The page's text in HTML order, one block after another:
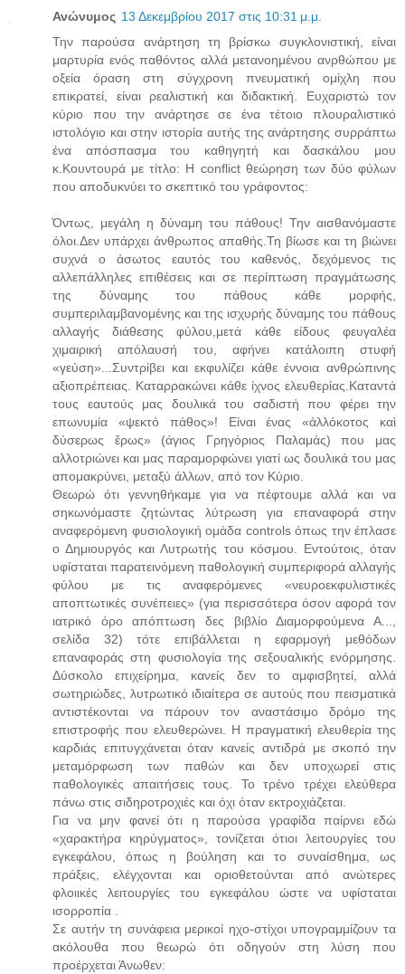
Ανώνυμος 13 Δεκεμβρίου 2017 στις 10:31 μ.μ.
Την παρούσα ανάρτηση τη βρίσκω συγκλονιστική, είναι
μαρτυρία ενός παθόντος αλλά μετανοημένου ανρθώπου με
οξεία όραση στη σύγχρονη πνευματική ομίχλη που
επικρατεί, είναι ρεαλιστική και διδακτική. Ευχαριστώ τον
κύριο που την ανάρτησε σε ένα τέτοιο πλουραλιστικό
ιστολόγιο και στην ιστορία αυτής της ανάρτησης συρράπτω
ένα απόσπασμα του καθηγητή και δασκάλου μου
κ.Κουντουρά με τίτλο: Η conflict θεώρηση των δύο φύλων
που αποδυκνύει το σκεπτικό του γράφοντος:
Όντως, μεγάλη η δύναμη του πάθους! Την αισθανόμαστε
όλοι.Δεν υπάρχει άνθρωπος απαθής.Τη βίωσε και τη βιώνει
συχνά ο άσωτος εαυτός του καθενός, δεχόμενος τις
αλλεπάλληλες επιθέσεις και σε περίπτωση πραγμάτωσης
της δύναμης του πάθους κάθε μορφής,
συμπεριλαμβανομένης και της ισχυρής δύναμης του πάθους
αλλαγής διάθεσης φύλου,μετά κάθε είδους φευγαλέα
χιμαιρική απόλαυσή του, αφήνει κατάλοιπη στυφή
«γεύση»...Συντρίβει και εκφυλίζει κάθε έννοια ανθρώπινης
αξιοπρέπειας. Καταρρακώνει κάθε ίχνος ελευθερίας.Καταντά
τους εαυτούς μας δουλικά του σαδιστή που φέρει την
επωνυμία «ψεκτό πάθος»! Είναι ένας «ἀλλόκοτος καὶ
δύσερως ἔρως» (άγιος Γρηγόριος Παλαμάς) που μας
αλλοτριώνει και μας παραμορφώνει γιατί ως δουλικά του μας
απομακρύνει, μεταξύ άλλων, από τον Κύριο.
Θεωρώ ότι γεννηθήκαμε για να πέφτουμε αλλά και να
σηκωνόμαστε ζητώντας λύτρωση για επαναφορά στην
αναφερόμενη φυσιολογική ομάδα controls όπως την έπλασε
ο Δημιουργός και Λυτρωτής του κόσμου. Εντούτοις, όταν
υφίσταται παρατεινόμενη παθολογική συμπεριφορά αλλαγής
φύλου με τις αναφερόμενες «νευροεκφυλιστικές
αποπτωτικές συνέπειες» (για περισσότερα όσον αφορά τον
ιατρικό όρο απόπτωση δες βιβλίο Διαμορφούμενα Α...,
σελίδα 32) τότε επιβάλλεται η εφαρμογή μεθόδων
επαναφοράς στη φυσιολογία της σεξουαλικής ενόρμησης.
Δύσκολο επιχείρημα, κανείς δεν το αμφισβητεί, αλλά
σωτηριώδες, λυτρωτικό ιδιαίτερα σε αυτούς που πεισματικά
αντιστέκονται να πάρουν τον αναστάσιμο δρόμο της
επιστροφής που ελευθερώνει. Η πραγματική ελευθερία της
καρδιάς επιτυγχάνεται όταν κανείς αντιδρά με σκοπό την
μεταμόρφωση των παθών και δεν υποχωρεί στις
παθολογικές απαιτήσεις τους. Το τρένο τρέχει ελεύθερα
πάνω στις σιδηροτροχιές και όχι όταν εκτροχιάζεται.
Για να μην φανεί ότι η παρούσα γραφίδα παίρνει εδώ
«χαρακτήρα κηρύγματος», τονίζεται ότιοι λειτουργίες του
εγκεφάλου, όπως η βούληση και το συναίσθημα, ως
πράξεις, ελέγχονται και οριοθετούνται από ανώτερες
φλοιικές λειτουργίες του εγκεφάλου ώστε να υφίσταται
ισορροπία .
Σε αυτήν τη συνάφεια μερικοί ηχο-στίχοι υπογραμμίζουν τα
ακόλουθα που θεωρώ ότι οδηγούν στη λύση που
προέρχεται Άνωθεν: